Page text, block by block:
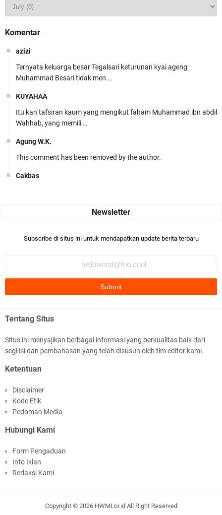
Komentar
azizi
Ternyata keluarga besar Tegalsari keturunan kyai ageng
Muhammad Besari tidak men …
KUYAHAA
Itu kan tafsiran kaum yang mengikut faham Muhammad ibn abdil
Wahhab, yang memili …
Agung W.K.
This comment has been removed by the author.
Cakbas
Bismillaah semoga pembuat artikel Alloh berikan pemahaman yg
Ada sejumlah pertanyaan kepada Anda dan jawablah dengan
mengikuti ust. K …
Anonymous
Anonymous
It has proved a key customer retention tool for sports activities
guide operator …
Subscribe di situs ini untuk mendapatkan update berita terbaru
Tentang Situs
Situs ini menyajikan berbagai informasi yang berkualitas baik dari
segi isi dan pembahasan yang telah disusun oleh tim editor kami.
Ketentuan
Disclaimer
Kode Etik
Pedoman Media
Hubungi Kami
Form Pengaduan
Info Iklan
Redaksi Kami
Copyright © 2026 HWMI.or.id All Right Reserved